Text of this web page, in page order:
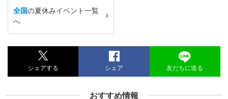
全国の夏休みイベント一覧
へ
シェアする シェア 友だちに送る
おすすめ情報